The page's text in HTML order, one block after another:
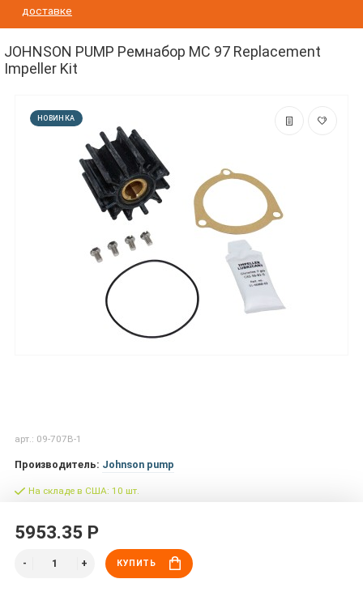
доставке
JOHNSON PUMP Ремнабор MC 97 Replacement
Impeller Kit
НОВИНКА
арт.: 09-707B-1
Производитель: Johnson pump
На складе в США: 10 шт.
5953.35 Р
КУПИТЬ